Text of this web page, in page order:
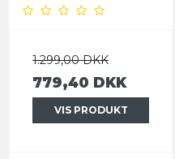
1.299,00 DKK
779,40 DKK
VIS PRODUKT